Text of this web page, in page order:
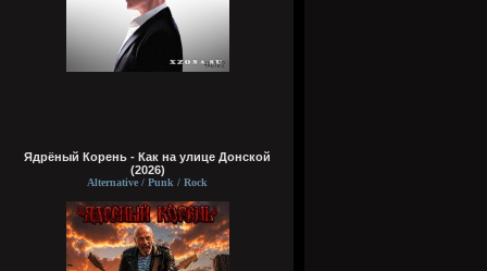
Ядрёный Корень - Как на улице Донской
(2026)
Alternative / Punk / Rock